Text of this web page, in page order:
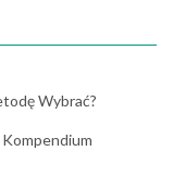
Wybrać?